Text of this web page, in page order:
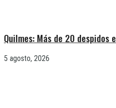
Quilmes: Más de 20 despidos
5 agosto, 2026